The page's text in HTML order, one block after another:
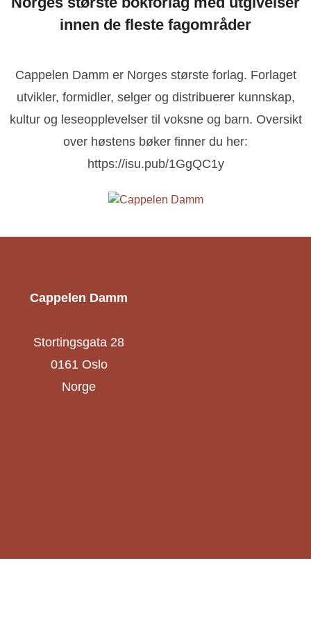
innen de fleste fagområder
Cappelen Damm er Norges største forlag. Forlaget
utvikler, formidler, selger og distribuerer kunnskap,
kultur og leseopplevelser til voksne og barn. Oversikt
over høstens bøker finner du her:
https://isu.pub/1GgQC1y
Cappelen Damm
Stortingsgata 28
0161 Oslo
Norge